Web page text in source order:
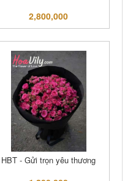
2,800,000
HBT - Gửi trọn yêu thương